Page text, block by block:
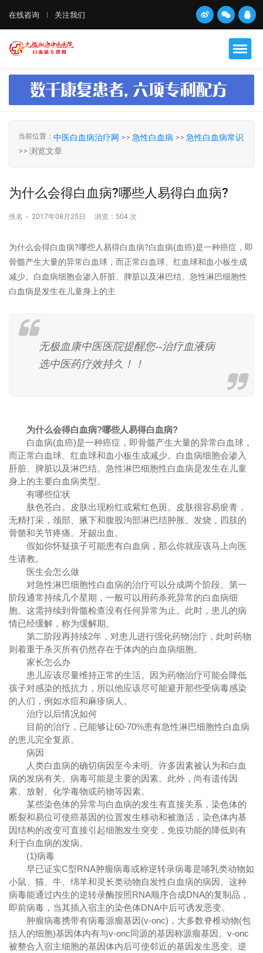
在线咨询 关注我们
当前位置： 中医白血病治疗网 >> 急性白血病 >> 急性白血病常识
>> 浏览文章
为什么会得白血病?哪些人易得白血病?
佚名 - 2017年08月25日 浏览： 504 次
为什么会得白血病?哪些人易得白血病?白血病(血癌)是一种癌症，即
骨髓产生大量的异常白血球，而正常白血球、红血球和血小板生成
减少。白血病细胞会渗入肝脏、脾脏以及淋巴结。急性淋巴细胞性
白血病是发生在儿童身上的主
无极血康中医医院提醒您--治疗血液病
选中医药疗效持久！！
为什么会得白血病?哪些人易得白血病?
白血病(血癌)是一种癌症，即骨髓产生大量的异常白血球，
而正常白血球、红血球和血小板生成减少。白血病细胞会渗入
肝脏、脾脏以及淋巴结。急性淋巴细胞性白血病是发生在儿童
身上的主要白血病类型。
有哪些症状
肤色苍白。皮肤出现粉红或紫红色斑。皮肤很容易瘀青，
无精打采，颈部、腋下和腹股沟部淋巴结肿胀。发烧，四肢的
骨骼和关节疼痛。牙龈出血。
假如你怀疑孩子可能患有白血病，那么你就应该马上向医
生请教。
医生会怎么做
对急性淋巴细胞性白血病的治疗可以分成两个阶段。第一
阶段通常持续几个星期，一般可以用药杀死异常的白血病细
胞。这需持续到骨髓检查没有任何异常为止。此时，患儿的病
情已经缓解，称为缓解期。
第二阶段再持续2年，对患儿进行强化药物治疗，此时药物
则着重于杀灭所有仍然存在于体内的白血病细胞。
家长怎么办
患儿应该尽量维持正常的生活。因为药物治疗可能会降低
孩子对感染的抵抗力，所以他应该尽可能避开那些受病毒感染
的人们，例如水痘和麻疹病人。
治疗以后情况如何
目前的治疗，已能够让60-70%患有急性淋巴细胞性白血病
的患儿完全复原。
病因
人类白血病的确切病因至今未明。许多因素被认为和白血
病的发病有关。病毒可能是主要的因素。此外，尚有遗传因
素、放射、化学毒物或药物等因素。
某些染色体的异常与白血病的发生有直接关系，染色体的
断裂和易位可使癌基因的位置发生移动和被激活，染色体内基
因结构的改变可直接引起细胞发生突变，免疫功能的降低则有
利于白血病的发病。
(1)病毒
早已证实C型RNA肿瘤病毒或称逆转录病毒是哺乳类动物如
小鼠、猫、牛、绵羊和灵长类动物自发性白血病的病因。这种
病毒能通过内生的逆转录酶按照RNA顺序合成DNA的复制品，
即前病毒，当其插入宿主的染色体DNA中后可诱发恶变。
肿瘤病毒携带有病毒源瘤基因(v-onc)，大多数脊椎动物(包
括人的细胞)基因体内有与v-onc同源的基因称源瘤基因。v-onc
被整合入宿主细胞的基因体内后可使邻近的基因发生恶变。逆